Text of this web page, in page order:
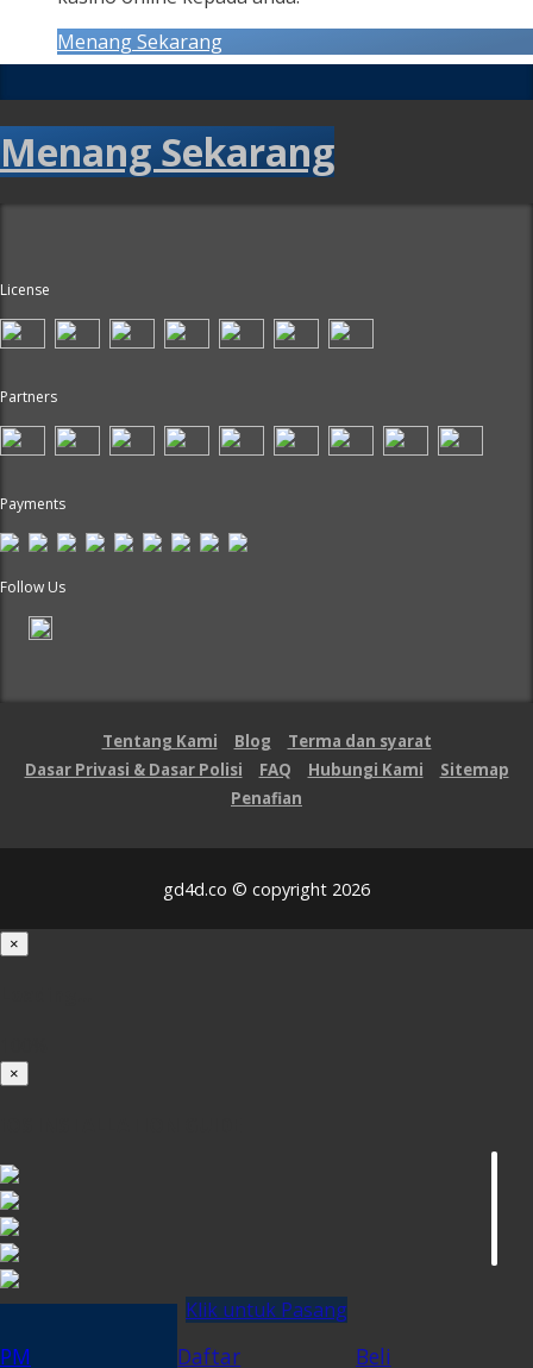
Menang Sekarang
Menang Sekarang
License
Partners
Payments
Follow Us
Tentang Kami Blog
Terma dan syarat
Dasar Privasi & Dasar Polisi
FAQ Hubungi Kami
Sitemap
Penafian
gd4d.co © copyright 2026
×
×
Klik untuk Pasang
PM Daftar Beli